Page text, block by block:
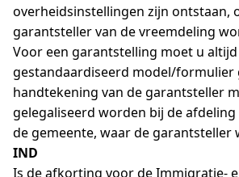
overheidsinstellingen zijn ontstaan,
garantsteller van de vreemdeling
Voor een garantstelling moet u altijd
gestandaardiseerd model/formulier
handtekening van de garantsteller
gelegaliseerd worden bij de
de gemeente, waar de garantsteller
IND
Is de afkorting voor de Immigratie-